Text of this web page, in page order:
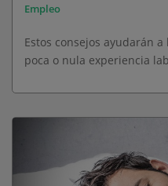
Empleo
Estos consejos ayudarán
poca o nula experiencia